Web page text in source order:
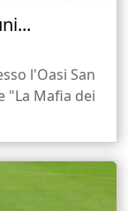
l'Oasi San
"La Mafia dei